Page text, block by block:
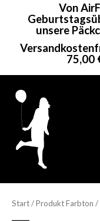
Von
unsere
75,00
Start/ Produkt Farbton /